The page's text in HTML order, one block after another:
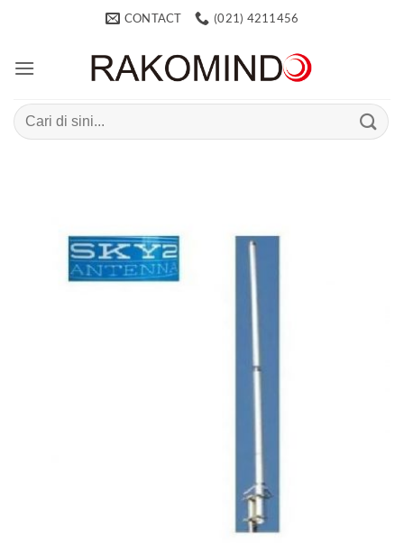
CONTACT (021) 4211456
Search
for: